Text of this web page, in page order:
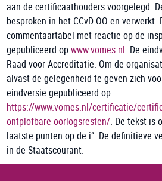
aan de certificaathouders voorgelegd.
besproken in het CCvD-OO en verwerkt.
commentaartabel met reactie op de
gepubliceerd opwww.vomes.nl. De
Raad voor Accreditatie. Om de
alvast de gelegenheid te geven zich
eindversie gepubliceerd op:
https://www.vomes.nl/certificatie/
ontplofbare-oorlogsresten/. De tekst is
laatste punten op de i”. De definitieve
in de Staatscourant.